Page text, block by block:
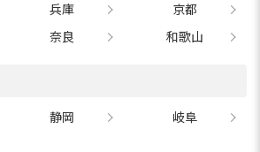
兵庫
京都
奈良 和歌山
静岡
岐阜